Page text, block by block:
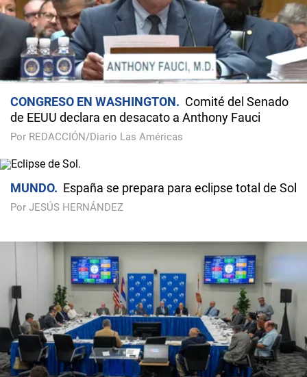
CONGRESO EN WASHINGTON
Comité del Senado
de EEUU declara en desacato a Anthony Fauci
Por REDACCIÓN/Diario Las Américas
MUNDO España se prepara para eclipse total de Sol
Por JESÚS HERNÁNDEZ